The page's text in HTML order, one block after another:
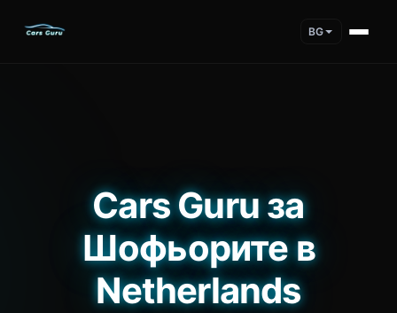
BG
Cars Guru за
Шофьорите в
Netherlands